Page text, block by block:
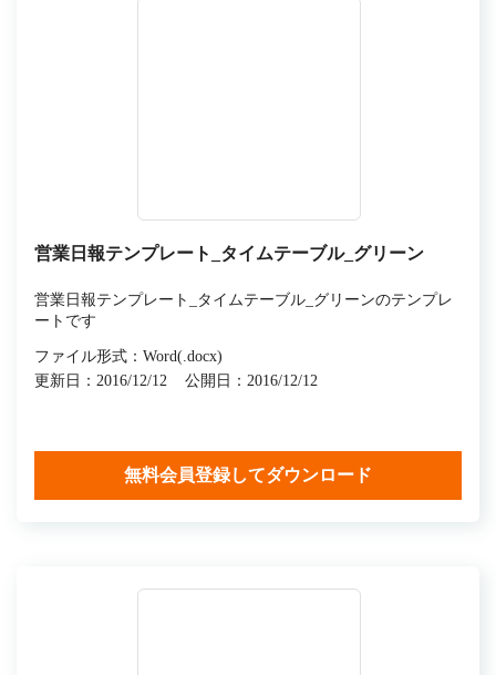
営業日報テンプレート_タイムテーブル_グリーン
営業日報テンプレート_タイムテーブル_グリーンのテンプレ
ートです
ファイル形式：Word(.docx)
更新日：2016/12/12
公開日：2016/12/12
無料会員登録してダウンロード